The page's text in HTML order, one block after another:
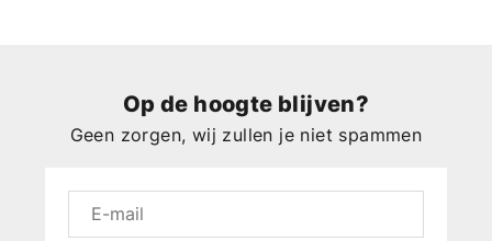
Op de hoogte blijven?
Geen zorgen, wij zullen je niet spammen